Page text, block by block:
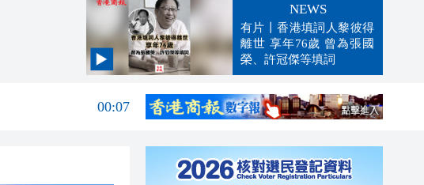
NEWS
有片丨香港填詞人黎彼得
離世 享年76歲 曾為張國
榮、許冠傑等填詞
00:19
00:07